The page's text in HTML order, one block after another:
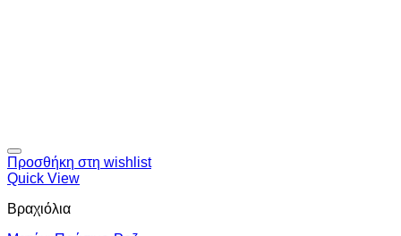
Προσθήκη στη wishlist
Quick View
Βραχιόλια